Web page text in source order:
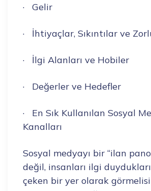
· Gelir
· İhtiyaçlar, Sıkıntılar ve
· İlgi Alanları ve Hobiler
· Değerler ve Hedefler
· En Sık Kullanılan Sosyal
Kanalları
Sosyal medyayı bir “ilan
değil, insanları ilgi
çeken bir yer olarak